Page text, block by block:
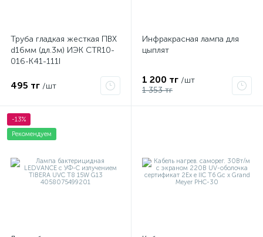
Труба гладкая жесткая ПВХ
d16мм (дл.3м) ИЭК CTR10-
016-K41-111I
495 тг /шт
Инфракрасная лампа для
цыплят
1 200 тг /шт
1 353 тг
-13%
Рекомендуем